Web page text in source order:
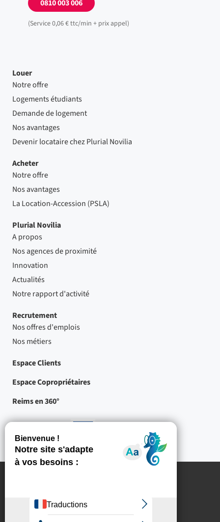
0810 003 006
(Service 0,06 € ttc/min + prix appel)
Louer
Notre offre
Logements étudiants
Demande de logement
Nos avantages
Devenir locataire chez Plurial Novilia
Acheter
Notre offre
Nos avantages
La Location-Accession (PSLA)
Plurial Novilia
A propos
Nos agences de proximité
Innovation
Actualités
Notre rapport d'activité
Recrutement
Nos offres d'emplois
Nos métiers
Espace Clients
Espace Copropriétaires
Reims en 360°
cofinancés
par
Crédits
Protection des données à caractère personnel